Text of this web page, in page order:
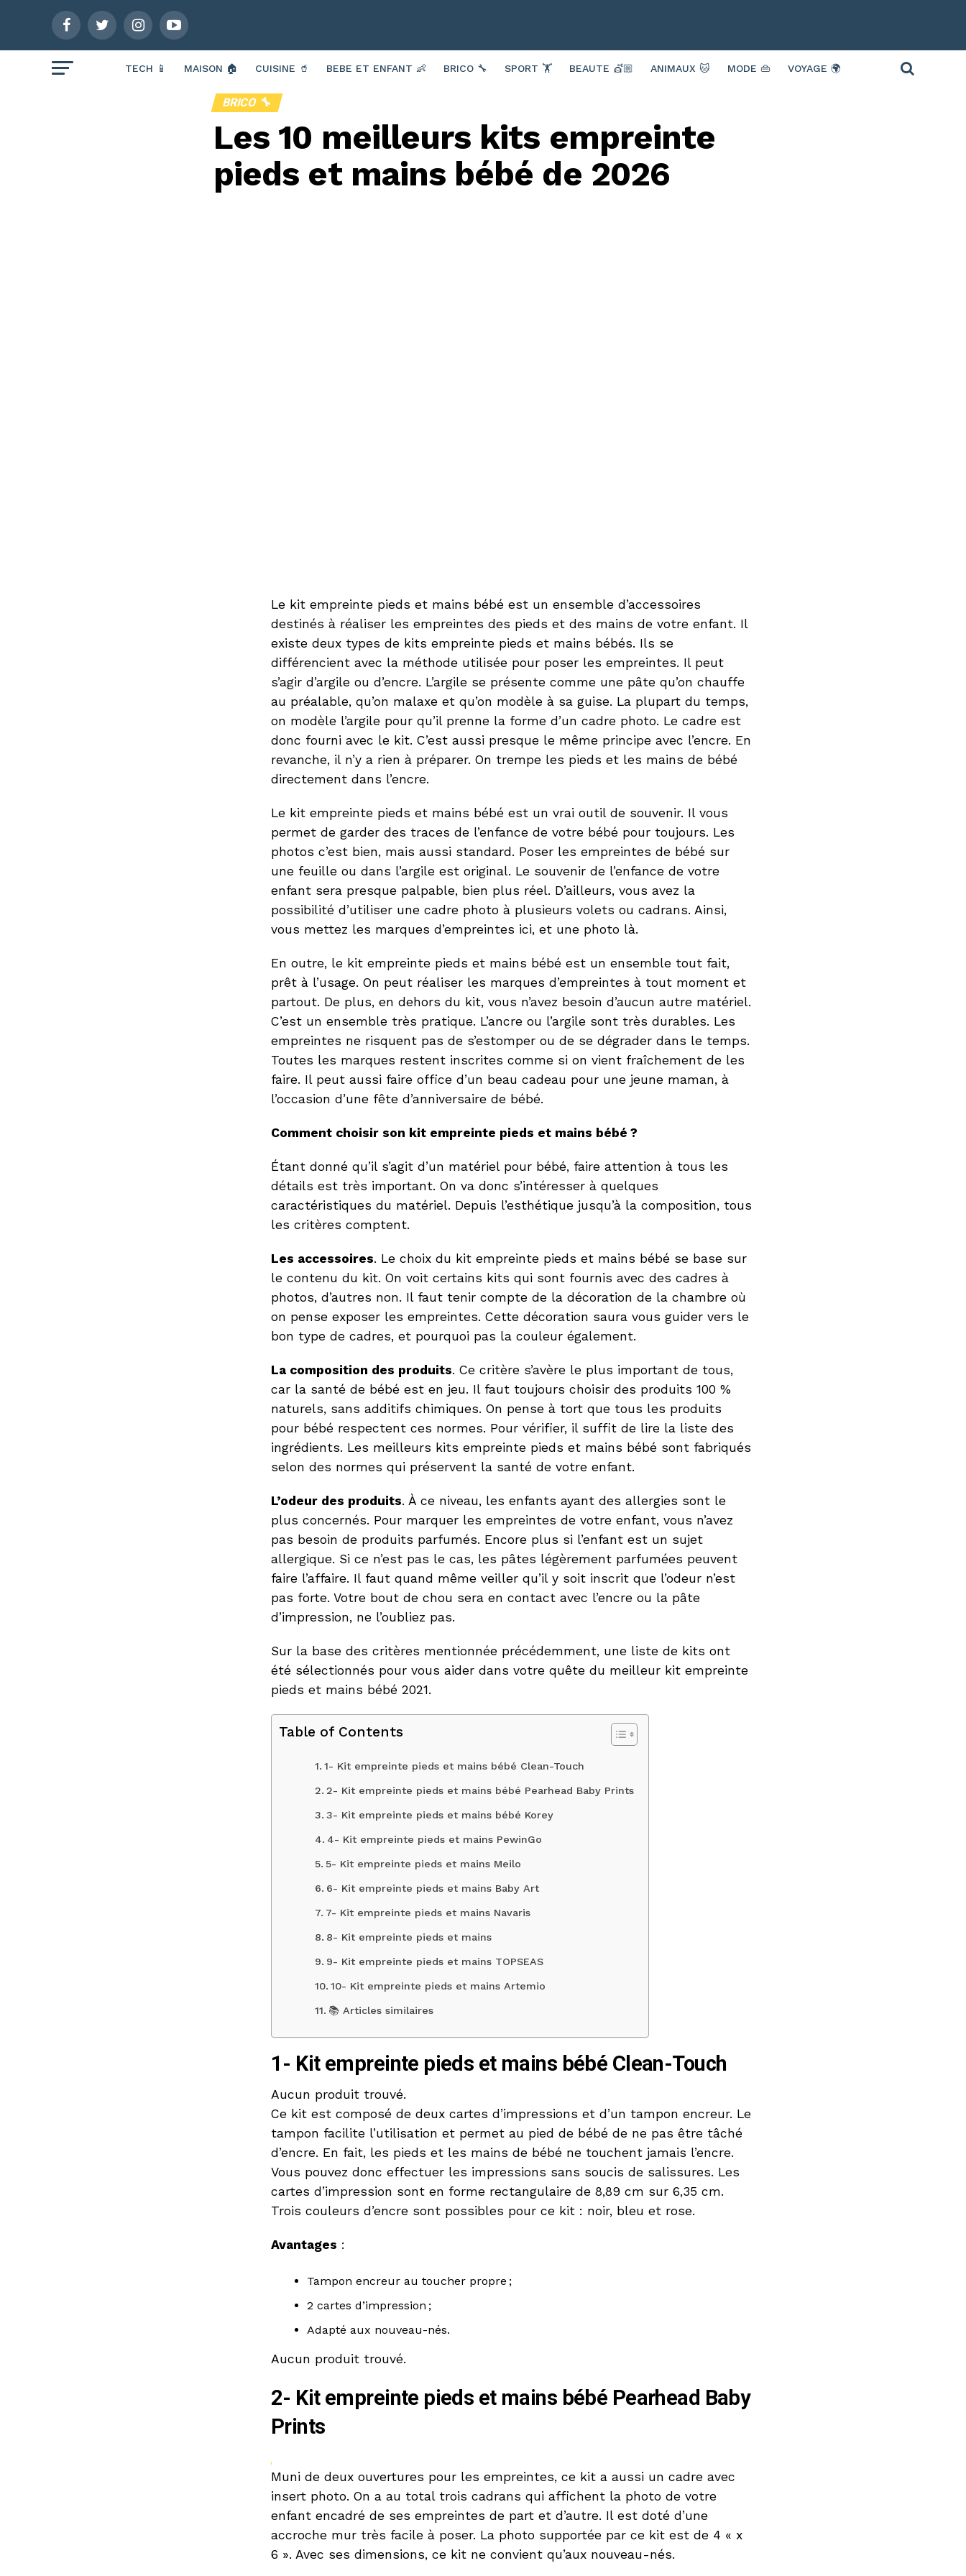
TECH 📱 MAISON 🏠 CUISINE 🥤 BEBE ET ENFANT 👶 BRICO 🔧 SPORT 🏋️ BEAUTE 💇🏼 ANIMAUX 🐱 MODE 👜 VOYAGE 🌍
BRICO 🔧
Les 10 meilleurs kits empreinte
pieds et mains bébé de 2026
Le kit empreinte pieds et mains bébé est un ensemble d’accessoires
destinés à réaliser les empreintes des pieds et des mains de votre enfant. Il
existe deux types de kits empreinte pieds et mains bébés. Ils se
différencient avec la méthode utilisée pour poser les empreintes. Il peut
s’agir d’argile ou d’encre. L’argile se présente comme une pâte qu’on chauffe
au préalable, qu’on malaxe et qu’on modèle à sa guise. La plupart du temps,
on modèle l’argile pour qu’il prenne la forme d’un cadre photo. Le cadre est
donc fourni avec le kit. C’est aussi presque le même principe avec l’encre. En
revanche, il n’y a rien à préparer. On trempe les pieds et les mains de bébé
directement dans l’encre.
Le kit empreinte pieds et mains bébé est un vrai outil de souvenir. Il vous
permet de garder des traces de l’enfance de votre bébé pour toujours. Les
photos c’est bien, mais aussi standard. Poser les empreintes de bébé sur
une feuille ou dans l’argile est original. Le souvenir de l’enfance de votre
enfant sera presque palpable, bien plus réel. D’ailleurs, vous avez la
possibilité d’utiliser une cadre photo à plusieurs volets ou cadrans. Ainsi,
vous mettez les marques d’empreintes ici, et une photo là.
En outre, le kit empreinte pieds et mains bébé est un ensemble tout fait,
prêt à l’usage. On peut réaliser les marques d’empreintes à tout moment et
partout. De plus, en dehors du kit, vous n’avez besoin d’aucun autre matériel.
C’est un ensemble très pratique. L’ancre ou l’argile sont très durables. Les
empreintes ne risquent pas de s’estomper ou de se dégrader dans le temps.
Toutes les marques restent inscrites comme si on vient fraîchement de les
faire. Il peut aussi faire office d’un beau cadeau pour une jeune maman, à
l’occasion d’une fête d’anniversaire de bébé.
Comment choisir son kit empreinte pieds et mains bébé ?
Étant donné qu’il s’agit d’un matériel pour bébé, faire attention à tous les
détails est très important. On va donc s’intéresser à quelques
caractéristiques du matériel. Depuis l’esthétique jusqu’à la composition, tous
les critères comptent.
Les accessoires. Le choix du kit empreinte pieds et mains bébé se base sur
le contenu du kit. On voit certains kits qui sont fournis avec des cadres à
photos, d’autres non. Il faut tenir compte de la décoration de la chambre où
on pense exposer les empreintes. Cette décoration saura vous guider vers le
bon type de cadres, et pourquoi pas la couleur également.
La composition des produits. Ce critère s’avère le plus important de tous,
car la santé de bébé est en jeu. Il faut toujours choisir des produits 100 %
naturels, sans additifs chimiques. On pense à tort que tous les produits
pour bébé respectent ces normes. Pour vérifier, il suffit de lire la liste des
ingrédients. Les meilleurs kits empreinte pieds et mains bébé sont fabriqués
selon des normes qui préservent la santé de votre enfant.
L’odeur des produits. À ce niveau, les enfants ayant des allergies sont le
plus concernés. Pour marquer les empreintes de votre enfant, vous n’avez
pas besoin de produits parfumés. Encore plus si l’enfant est un sujet
allergique. Si ce n’est pas le cas, les pâtes légèrement parfumées peuvent
faire l’affaire. Il faut quand même veiller qu’il y soit inscrit que l’odeur n’est
pas forte. Votre bout de chou sera en contact avec l’encre ou la pâte
d’impression, ne l’oubliez pas.
Sur la base des critères mentionnée précédemment, une liste de kits ont
été sélectionnés pour vous aider dans votre quête du meilleur kit empreinte
pieds et mains bébé 2021.
Table of Contents
1- Kit empreinte pieds et mains bébé Clean-Touch
2- Kit empreinte pieds et mains bébé Pearhead Baby Prints
3- Kit empreinte pieds et mains bébé Korey
4- Kit empreinte pieds et mains PewinGo
5- Kit empreinte pieds et mains Meilo
6- Kit empreinte pieds et mains Baby Art
7- Kit empreinte pieds et mains Navaris
8- Kit empreinte pieds et mains
9- Kit empreinte pieds et mains TOPSEAS
10- Kit empreinte pieds et mains Artemio
📚 Articles similaires
1- Kit empreinte pieds et mains bébé Clean-Touch
Aucun produit trouvé.
Ce kit est composé de deux cartes d’impressions et d’un tampon encreur. Le
tampon facilite l’utilisation et permet au pied de bébé de ne pas être tâché
d’encre. En fait, les pieds et les mains de bébé ne touchent jamais l’encre.
Vous pouvez donc effectuer les impressions sans soucis de salissures. Les
cartes d’impression sont en forme rectangulaire de 8,89 cm sur 6,35 cm.
Trois couleurs d’encre sont possibles pour ce kit : noir, bleu et rose.
Avantages :
Tampon encreur au toucher propre ;
2 cartes d’impression ;
Adapté aux nouveau-nés.
Aucun produit trouvé.
2- Kit empreinte pieds et mains bébé Pearhead Baby
Prints
Muni de deux ouvertures pour les empreintes, ce kit a aussi un cadre avec
insert photo. On a au total trois cadrans qui affichent la photo de votre
enfant encadré de ses empreintes de part et d’autre. Il est doté d’une
accroche mur très facile à poser. La photo supportée par ce kit est de 4 « x
6 ». Avec ses dimensions, ce kit ne convient qu’aux nouveau-nés.